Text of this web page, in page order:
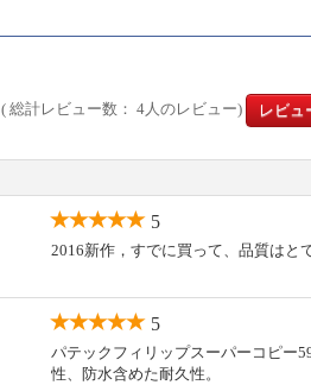
( 総計レビュー数： 4人のレビュー) レビュ
5
2016新作，すでに買って、品質はと
5
パテックフィリップスーパーコピー
性、防水含めた耐久性。